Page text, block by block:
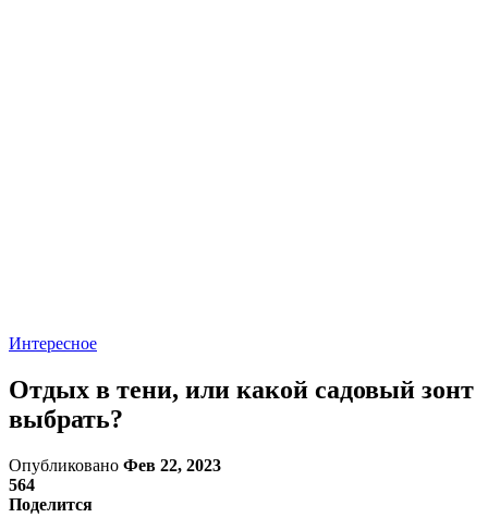
Интересное
Отдых в тени, или какой садовый зонт
выбрать?
Опубликовано Фев 22, 2023
564
Поделится